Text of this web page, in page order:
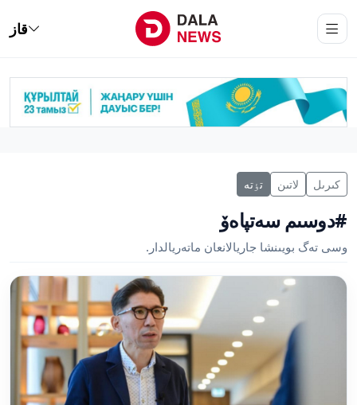
قاز
كىرىل لاتىن تٶتە
#دوسىم سەتپاەۆ
وسى تەگ بويىنشا جاريالانعان ماتەريالدار.